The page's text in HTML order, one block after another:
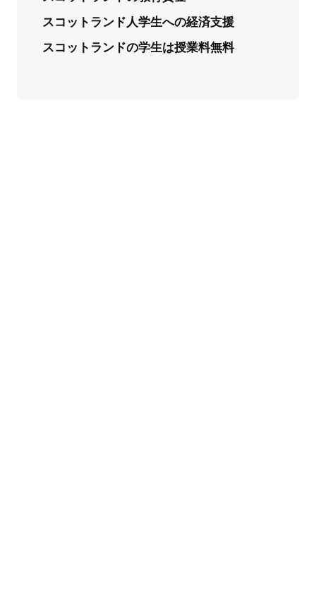
スコットランド人学生への経済支援
スコットランドの学生は授業料無料